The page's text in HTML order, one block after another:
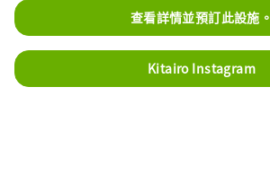
查看詳情並預訂此設施。
Kitairo Instagram